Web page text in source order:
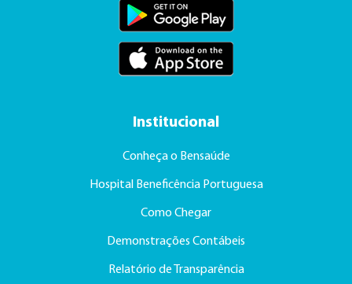
Institucional
Conheça o Bensaúde
Hospital Beneficência Portuguesa
Como Chegar
Demonstrações Contábeis
Relatório de Transparência